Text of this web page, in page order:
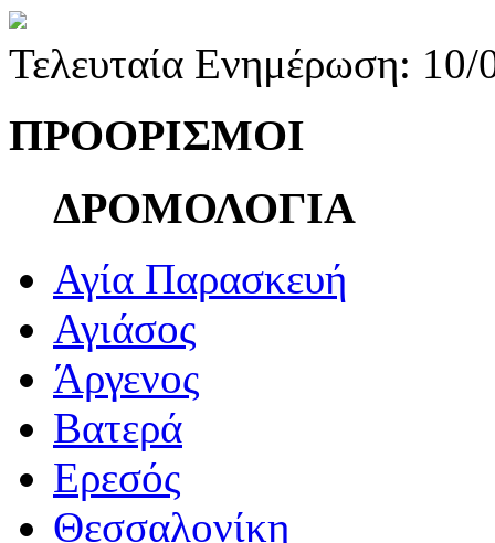
Τελευταία Ενημέρωση:
ΠΡΟΟΡΙΣΜΟΙ
ΔΡΟΜΟΛΟΓΙΑ
Αγία Παρασκευή
Αγιάσος
Άργενος
Βατερά
Ερεσός
Θεσσαλονίκη